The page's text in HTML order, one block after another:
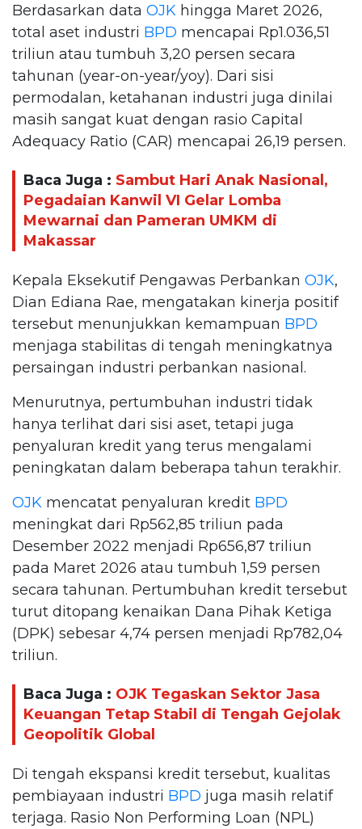
Berdasarkan data OJK hingga Maret 2026,
total aset industri BPD mencapai Rp1.036,51
triliun atau tumbuh 3,20 persen secara
tahunan (year-on-year/yoy). Dari sisi
permodalan, ketahanan industri juga dinilai
masih sangat kuat dengan rasio Capital
Adequacy Ratio (CAR) mencapai 26,19 persen.
Baca Juga : Sambut Hari Anak Nasional,
Pegadaian Kanwil VI Gelar Lomba
Mewarnai dan Pameran UMKM di
Makassar
Kepala Eksekutif Pengawas Perbankan OJK,
Dian Ediana Rae, mengatakan kinerja positif
tersebut menunjukkan kemampuan BPD
menjaga stabilitas di tengah meningkatnya
persaingan industri perbankan nasional.
Menurutnya, pertumbuhan industri tidak
hanya terlihat dari sisi aset, tetapi juga
penyaluran kredit yang terus mengalami
peningkatan dalam beberapa tahun terakhir.
OJK mencatat penyaluran kredit BPD
meningkat dari Rp562,85 triliun pada
Desember 2022 menjadi Rp656,87 triliun
pada Maret 2026 atau tumbuh 1,59 persen
secara tahunan. Pertumbuhan kredit tersebut
turut ditopang kenaikan Dana Pihak Ketiga
(DPK) sebesar 4,74 persen menjadi Rp782,04
triliun.
Baca Juga : OJK Tegaskan Sektor Jasa
Keuangan Tetap Stabil di Tengah Gejolak
Geopolitik Global
Di tengah ekspansi kredit tersebut, kualitas
pembiayaan industri BPD juga masih relatif
terjaga. Rasio Non Performing Loan (NPL)